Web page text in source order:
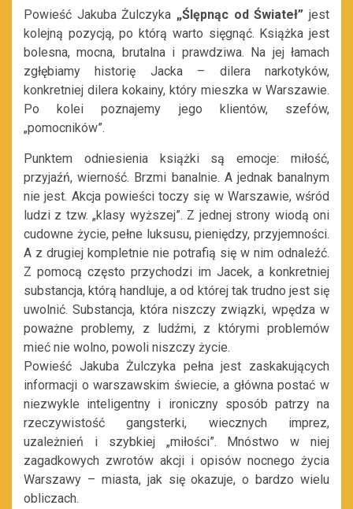
Powieść Jakuba Żulczyka „Ślępnąc od Świateł” jest
kolejną pozycją, po którą warto sięgnąć. Książka jest
bolesna, mocna, brutalna i prawdziwa. Na jej łamach
zgłębiamy historię Jacka – dilera narkotyków,
konkretniej dilera kokainy, który mieszka w Warszawie.
Po kolei poznajemy jego klientów, szefów,
„pomocników”.
Punktem odniesienia książki są emocje: miłość,
przyjaźń, wierność. Brzmi banalnie. A jednak banalnym
nie jest. Akcja powieści toczy się w Warszawie, wśród
ludzi z tzw. „klasy wyższej”. Z jednej strony wiodą oni
cudowne życie, pełne luksusu, pieniędzy, przyjemności.
A z drugiej kompletnie nie potrafią się w nim odnaleźć.
Z pomocą często przychodzi im Jacek, a konkretniej
substancja, którą handluje, a od której tak trudno jest się
uwolnić. Substancja, która niszczy związki, wpędza w
poważne problemy, z ludźmi, z którymi problemów
mieć nie wolno, powoli niszczy życie.
Powieść Jakuba Żulczyka pełna jest zaskakujących
informacji o warszawskim świecie, a główna postać w
niezwykle inteligentny i ironiczny sposób patrzy na
rzeczywistość gangsterki, wiecznych imprez,
uzależnień i szybkiej „miłości”. Mnóstwo w niej
zagadkowych zwrotów akcji i opisów nocnego życia
Warszawy – miasta, jak się okazuje, o bardzo wielu
obliczach.